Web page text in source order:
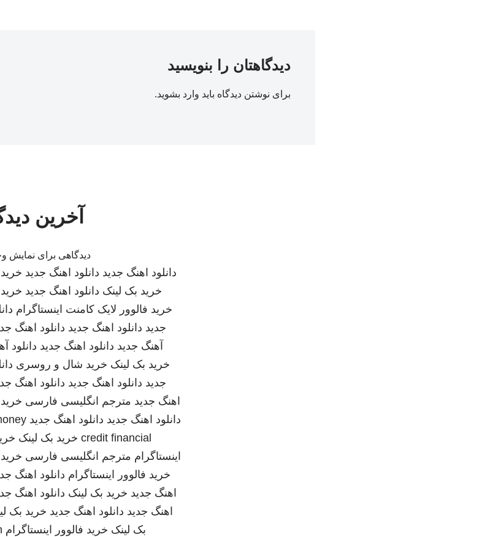
دیدگاهتان را بنویسید
برای نوشتن دیدگاه باید وارد بشوید.
آخرین
دیدگاهی برای نمایش
دانلود اهنگ جدید دانلود اهنگ جدید
خرید بک لینک دانلود اهنگ جدید
خرید فالوور لایک کامنت اینستاگرام
جدید دانلود اهنگ جدید دانلود اهنگ
آهنگ جدید دانلود اهنگ جدید دانلود
خرید بک لینک خرید شال و روسری
جدید دانلود اهنگ جدید دانلود اهنگ
اهنگ جدید مترجم انگلیسی فارسی
دانلود اهنگ جدید دانلود اهنگ جدید
credit financial خرید بک لینک
اینستاگرام مترجم انگلیسی فارسی
خرید فالوور اینستاگرام دانلود اهنگ
اهنگ جدید خرید بک لینک دانلود اهنگ
اهنگ جدید دانلود اهنگ جدید خرید بک
بک لینک خرید فالوور اینستاگرام